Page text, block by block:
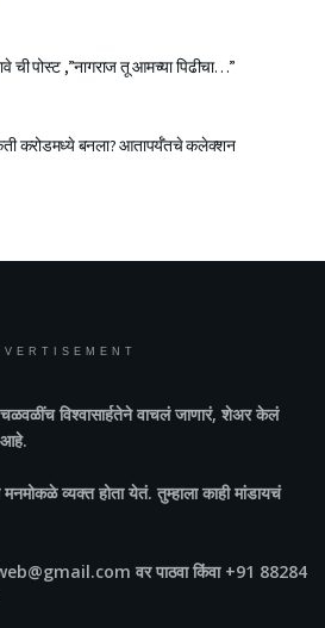
ची पोस्ट ,”नागराज तू आमच्या पिढीचा…”
करोडमध्ये बनला? आतापर्यँतचे कलेक्शन
विश्वासार्हतेने वाचलं जाणारं, शेअर केलं
आहे.
व्यक्त होता येतं. तुम्हाला काही मांडायचं
वर पाठवा किंवा +91 88284